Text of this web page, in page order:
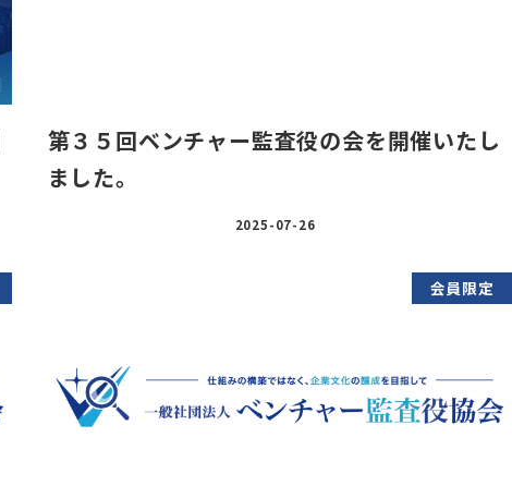
第３５回ベンチャー監査役の会を開催いたし
ました。
2025-07-26
会員限定